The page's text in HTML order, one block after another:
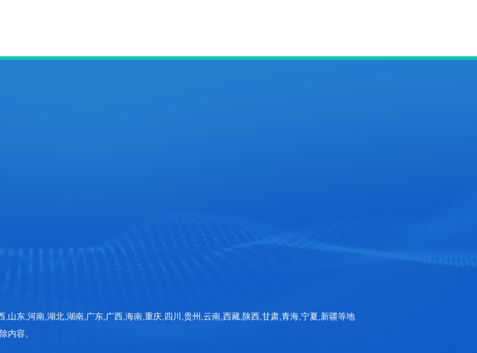
关于三体
东,河南,湖北,湖南,广东,广西,海南,重庆,四川,贵州,云南,西藏,陕西,甘肃,青海,宁夏,新疆等地
内容。